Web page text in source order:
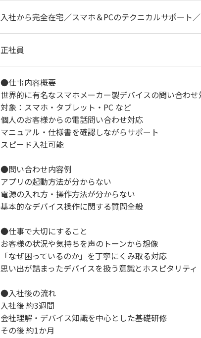
入社から完全在宅／スマホ＆PCのテクニカルサポート
正社員
●仕事内容概要
世界的に有名なスマホメーカー製デバイスの問い合わせ
対象：スマホ・タブレット・PC など
個人のお客様からの電話問い合わせ対応
マニュアル・仕様書を確認しながらサポート
スピード入社可能
●問い合わせ内容例
アプリの起動方法が分からない
電源の入れ方・操作方法が分からない
基本的なデバイス操作に関する質問全般
●仕事で大切にすること
お客様の状況や気持ちを声のトーンから想像
「なぜ困っているのか」を丁寧にくみ取る対応
思い出が詰まったデバイスを扱う意識とホスピタリティ
●入社後の流れ
入社後 約3週間
会社理解・デバイス知識を中心とした基礎研修
その後 約1か月